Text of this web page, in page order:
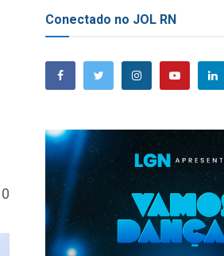
0
Conectado no JOL RN